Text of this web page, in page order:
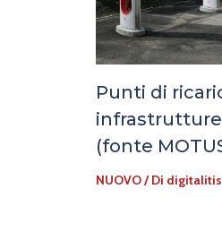
Punti di
infrastrutture
(fonte
NUOVO/ Di digitalitis